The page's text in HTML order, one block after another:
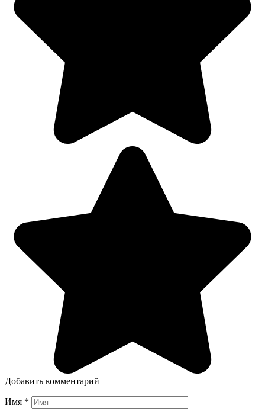
Добавить комментарий
Имя *